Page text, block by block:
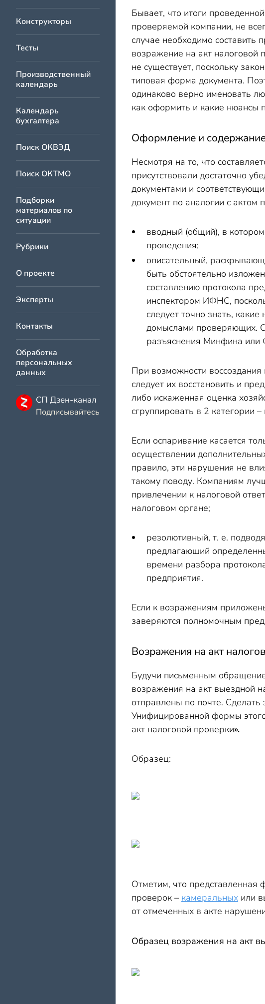
Конструкторы
Тесты
Производственный
календарь
Календарь
бухгалтера
Поиск ОКВЭД
Поиск ОКТМО
Подборки
материалов по
ситуации
Рубрики
О проекте
Эксперты
Контакты
Обработка
персональных
данных
СП Дзен-канал
Подписывайтесь
Бывает, что итоги
проверяемой компании, не
случае необходимо составить
возражение на акт налоговой
не существует, поскольку
типовая форма документа.
одинаково верно именовать
как оформить и какие нюансы
Оформление и
Несмотря на то, что
присутствовали достаточно
документами и
документ по аналогии с актом
вводный (общий), в
проведения;
описательный,
быть обстоятельно
составлению протокола
инспектором ИФНС,
следует точно знать,
домыслами проверяющих.
разъяснения Минфина или
При возможности воссоздания
следует их восстановить и
либо искаженная оценка
сгруппировать в 2 категории
Если оспаривание касается
осуществлении
правило, эти нарушения не
такому поводу. Компаниям
привлечении к налоговой
налоговом органе;
резолютивный, т. е.
предлагающий
времени разбора
предприятия.
Если к возражениям
заверяются полномочным
Возражения на акт
Будучи письменным
возражения на акт выездной
отправлены по почте.
Унифицированной формы
акт налоговой проверки».
Образец:
Отметим, что представленная
проверок – камеральных или
от отмеченных в акте
Образец возражения на акт